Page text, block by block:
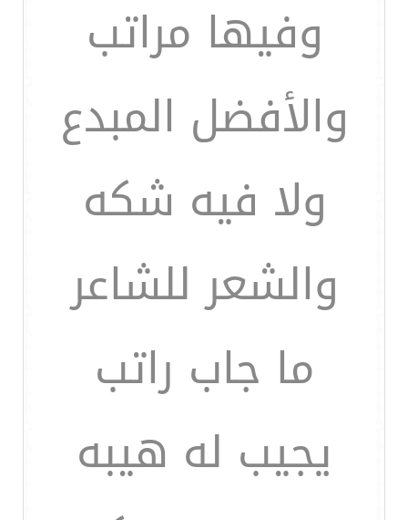
وفيها مراتب
والأفضل المبدع
ولا فيه شكه
والشعر للشاعر
ما جاب راتب
يجيب له هيبه